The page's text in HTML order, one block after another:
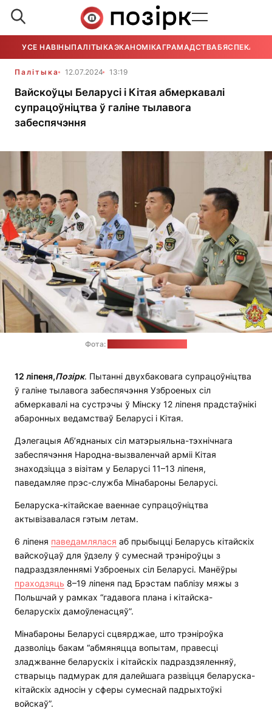
УСЕ НАВІНЫПАЛІТЫКАЭКАНОМІКАГРАМАДСТВАБЯСПЕКА
Палітыка 12.07.2024 13:19
Вайскоўцы Беларусі і Кітая абмеркавалі
супрацоўніцтва ў галіне тылавога
забеспячэння
Фота:
12 ліпеня,Позірк. Пытанні двухбаковага супрацоўніцтва
ў галіне тылавога забеспячэння Узброеных сіл
абмеркавалі на сустрэчы ў Мінску 12 ліпеня прадстаўнікі
абаронных ведамстваў Беларусі і Кітая.
Дэлегацыя Аб’яднаных сіл матэрыяльна-тэхнічнага
забеспячэння Народна-вызваленчай арміі Кітая
знаходзіцца з візітам у Беларусі 11–13 ліпеня,
паведамляе прэс-служба Мінабароны Беларусі.
Беларуска-кітайскае ваеннае супрацоўніцтва
актывізавалася гэтым летам.
6 ліпеня паведамлялася аб прыбыцці Беларусь кітайскіх
вайскоўцаў для ўдзелу ў сумеснай трэніроўцы з
падраздзяленнямі Узброеных сіл Беларусі. Манёўры
праходзяць 8–19 ліпеня пад Брэстам паблізу мяжы з
Польшчай у рамках “гадавога плана і кітайска-
беларускіх дамоўленасцяў”.
Мінабароны Беларусі сцвярджае, што трэніроўка
дазволіць бакам “абмяняцца вопытам, правесці
зладжванне беларускіх і кітайскіх падраздзяленняў,
стварыць падмурак для далейшага развіцця беларуска-
кітайскіх адносін у сферы сумеснай падрыхтоўкі
войскаў”.